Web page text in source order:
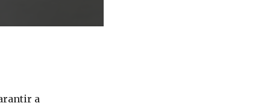
a